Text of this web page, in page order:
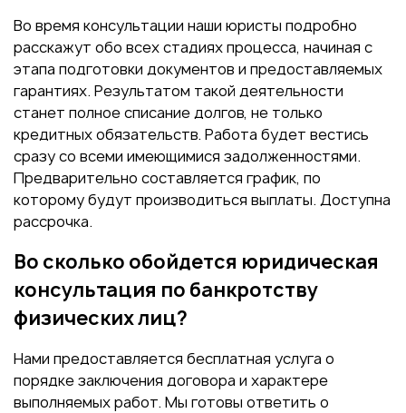
Во время консультации наши юристы подробно
расскажут обо всех стадиях процесса, начиная с
этапа подготовки документов и предоставляемых
гарантиях. Результатом такой деятельности
станет полное списание долгов, не только
кредитных обязательств. Работа будет вестись
сразу со всеми имеющимися задолженностями.
Предварительно составляется график, по
которому будут производиться выплаты. Доступна
рассрочка.
Во сколько обойдется юридическая
консультация по банкротству
физических лиц?
Нами предоставляется бесплатная услуга о
порядке заключения договора и характере
выполняемых работ. Мы готовы ответить о